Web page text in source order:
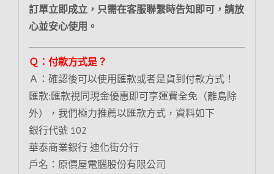
訂單立即成立，只需在客服聯繫時告知即可，請放
心並安心使用。
Ｑ：付款方式是？
Ａ：確認後可以使用匯款或者是貨到付款方式！
匯款:匯款視同現金優惠即可享運費全免（離島除
外），我們極力推薦以匯款方式，資料如下
銀行代號 102
華泰商業銀行 迪化街分行
戶名：原價屋電腦股份有限公司